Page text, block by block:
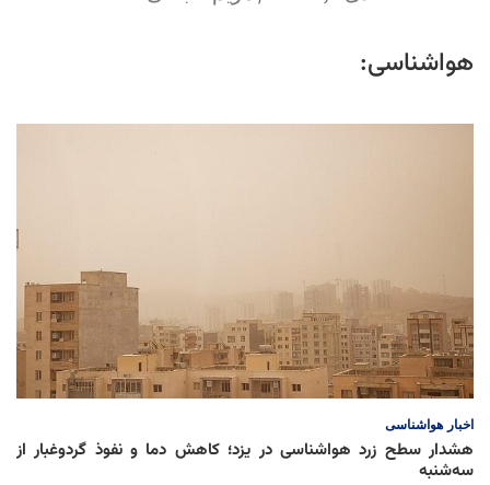
هواشناسی:
اخبار هواشناسی
هشدار سطح زرد هواشناسی در یزد؛ کاهش دما و نفوذ گردوغبار از
سه‌شنبه